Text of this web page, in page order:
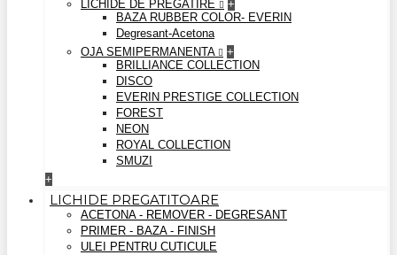
LICHIDE DE PREGATIRE
+
BAZA RUBBER COLOR- EVERIN
Degresant-Acetona
OJA SEMIPERMANENTA
+
BRILLIANCE COLLECTION
DISCO
EVERIN PRESTIGE COLLECTION
FOREST
NEON
ROYAL COLLECTION
SMUZI
+
LICHIDE PREGATITOARE
ACETONA - REMOVER - DEGRESANT
PRIMER - BAZA - FINISH
ULEI PENTRU CUTICULE